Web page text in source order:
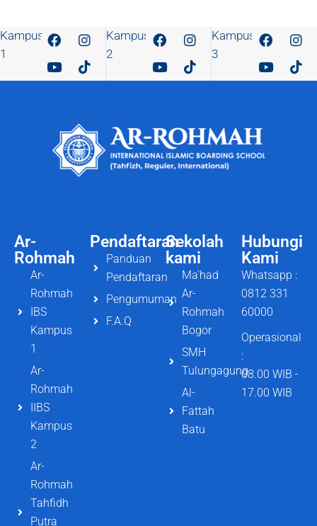
Kampus
1
Kampus
2
Kampus
3
Ar-
Rohmah
Ar-
Rohmah
IBS
Kampus
1
Ar-
Rohmah
IIBS
Kampus
2
Ar-
Rohmah
Tahfidh
Putra
Pendaftaran
Panduan
Pendaftaran
Pengumuman
F.A.Q
Hubungi
Kami
Whatsapp :
0812 331
60000
Operasional
:
08.00 WIB -
17.00 WIB
Sekolah
kami
Ma'had
Ar-
Rohmah
Bogor
SMH
Tulungagung
Al-
Fattah
Batu